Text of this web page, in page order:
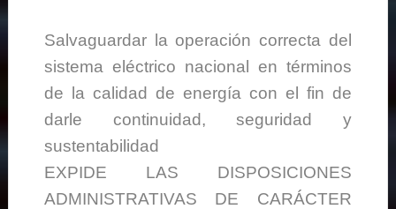
Salvaguardar la operación correcta del
sistema eléctrico nacional en términos
de la calidad de energía con el fin de
darle continuidad, seguridad y
sustentabilidad
EXPIDE LAS DISPOSICIONES
ADMINISTRATIVAS DE CARÁCTER